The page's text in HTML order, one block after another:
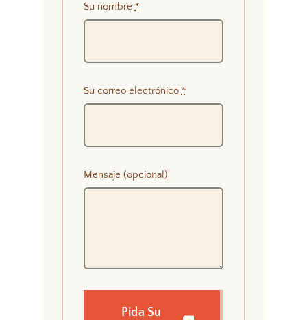
Su nombre *
Su correo electrónico *
Mensaje (opcional)
Pida Su